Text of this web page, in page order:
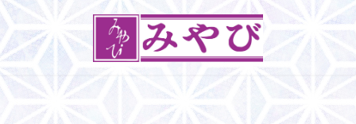
コ
テ
ン
ツ
へ
ナ
ゲ
ー
シ
ョ